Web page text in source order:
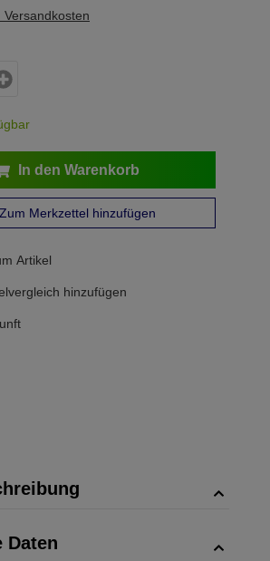
Versandkosten
In den Warenkorb
Zum Merkzettel hinzufügen
Artikel
hinzufügen
Daten